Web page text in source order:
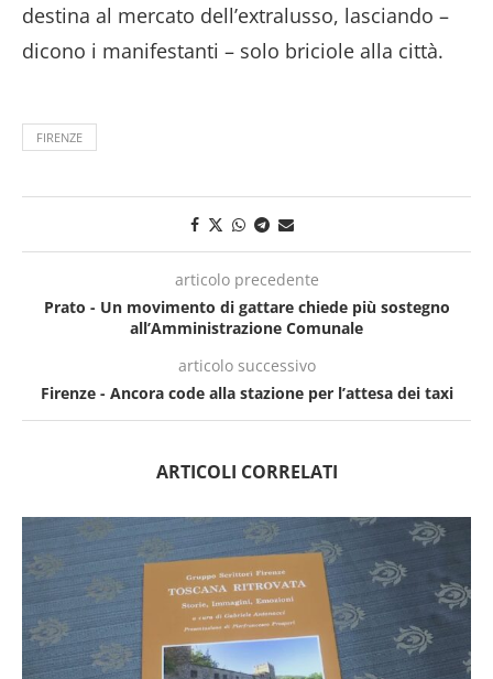
destina al mercato dell’extralusso, lasciando –
dicono i manifestanti – solo briciole alla città.
FIRENZE
articolo precedente
Prato - Un movimento di gattare chiede più sostegno
all’Amministrazione Comunale
articolo successivo
Firenze - Ancora code alla stazione per l’attesa dei taxi
ARTICOLI CORRELATI